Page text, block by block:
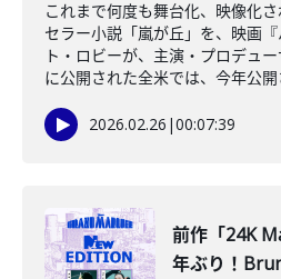
これまで何度も舞台化、映像化
セラー小説「嵐が丘」を、映画
ト・ロビーが、主演・プロデュ
に公開された全米では、今年公
2026.02.26 |00:07:39
前作「24K
年ぶり！